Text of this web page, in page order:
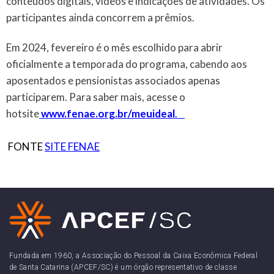
participantes ainda concorrem a prêmios.
Em 2024, fevereiro é o mês escolhido para abrir
oficialmente a temporada do programa, cabendo aos
aposentados e pensionistas associados apenas
participarem. Para saber mais, acesse o
hotsitewww.fenae.org.br/meuideal.
FONTESITE FENAE
Fundada em 1960, a Associação do Pessoal da Caixa Econômica Federal
de Santa Catarina (APCEF/SC) é um órgão representativo de classe